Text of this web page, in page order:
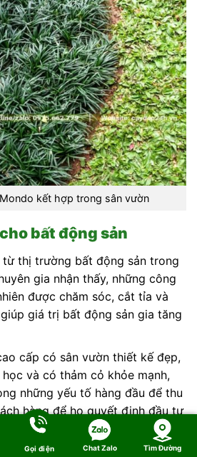
kết hợp trong sân vườn
bất động sản
từ thị trường bất động sản trong
gia nhận thấy, những công
được chăm sóc, cắt tỉa và
giá trị bất động sản gia tăng
cấp có sân vườn thiết kế đẹp,
và có thảm cỏ khỏe mạnh,
những yếu tố hàng đầu để thu
hàng để họ quyết định đầu tư
Tìm Đường
Chat Zalo
Gọi điện